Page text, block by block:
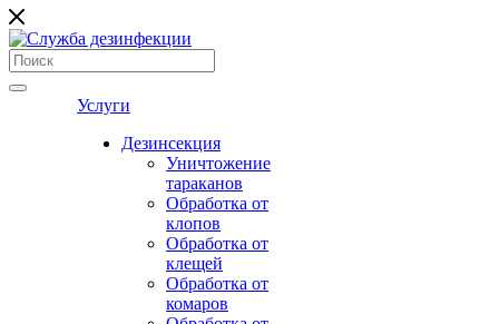
Услуги
Дезинсекция
Уничтожение
тараканов
Обработка от
клопов
Обработка от
клещей
Обработка от
комаров